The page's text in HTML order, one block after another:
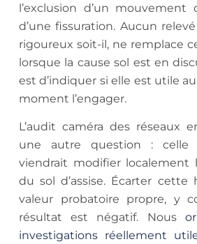
l’exclusion d’un mouvement
d’une fissuration. Aucun
rigoureux soit-il, ne remplace
lorsque la cause sol est en
est d’indiquer si elle est utile
moment l’engager.
L’audit caméra des réseaux
une autre question : celle
viendrait modifier localement
du sol d’assise. Écarter cette
valeur probatoire propre, y
résultat est négatif. Nous
investigations réellement